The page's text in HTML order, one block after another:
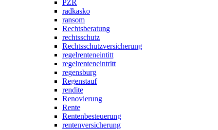
PZR
radkasko
ransom
Rechtsberatung
rechtsschutz
Rechtsschutzversicherung
regelrenteneintitt
regelrenteneintritt
regensburg
Regenstauf
rendite
Renovierung
Rente
Rentenbesteuerung
rentenversicherung